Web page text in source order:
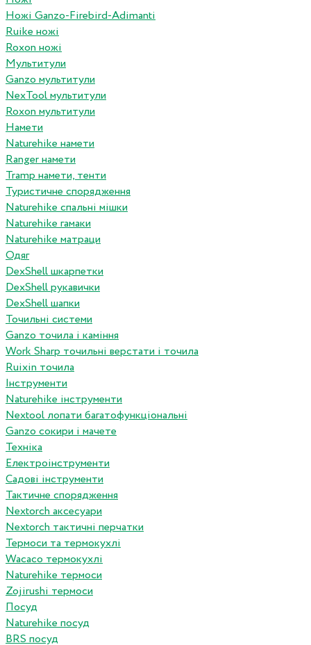
Ножі Ganzo-Firebird-Adimanti
Ruike ножі
Roxon ножi
Мультитули
Ganzo мультитули
NexTool мультитули
Roxon мультитули
Намети
Naturehike намети
Ranger намети
Tramp намети, тенти
Туристичне спорядження
Naturehike спальні мішки
Naturehike гамаки
Naturehike матраци
Одяг
DexShell шкарпетки
DexShell рукавички
DexShell шапки
Точильні системи
Ganzo точила і каміння
Work Sharp точильні верстати і точила
Ruixin точила
Інструменти
Naturehike інструменти
Nextool лопати багатофункціональні
Ganzo сокири і мачете
Техніка
Електроінструменти
Садові інструменти
Тактичне спорядження
Nextorch аксесуари
Nextorch тактичні перчатки
Термоси та термокухлі
Wacaco термокухлі
Naturehike термоси
Zojirushi термоси
Посуд
Naturehike посуд
BRS посуд